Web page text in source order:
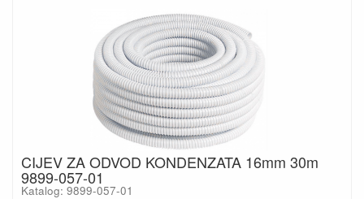
CIJEV ZA ODVOD KONDENZATA 16mm 30m
9899-057-01
Katalog: 9899-057-01